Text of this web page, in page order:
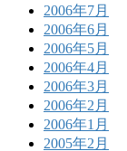
2006年7月
2006年6月
2006年5月
2006年4月
2006年3月
2006年2月
2006年1月
2005年2月